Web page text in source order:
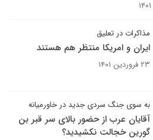
مذاکرات در تعلیق
ایران و امریکا منتظر هم هستند
۲۳ فروردین ۱۴۰۱
به سوی جنگ سردی جدید در خاورمیانه
آقایان عرب از حضور بالای سر قبر بن
گورین خجالت نکشیدید؟